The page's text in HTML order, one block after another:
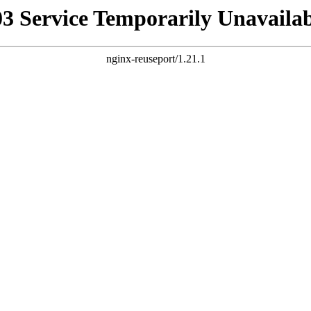
Service Temporarily
nginx-reuseport/1.21.1